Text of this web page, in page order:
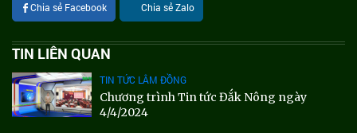
Chia sẻ Facebook Chia sẻ Zalo
TIN LIÊN QUAN
TIN TỨC LÂM ĐỒNG
Chương trình Tin tức Đắk Nông ngày
4/4/2024